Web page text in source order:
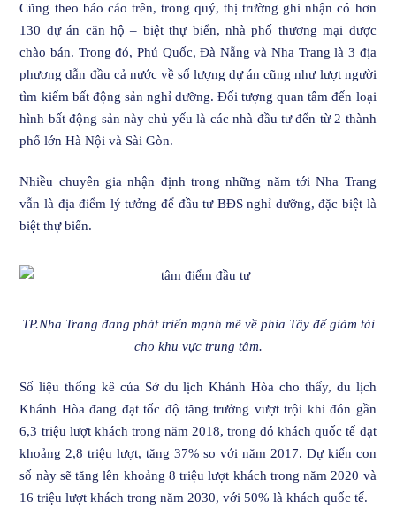
Cũng theo báo cáo trên, trong quý, thị trường ghi nhận có hơn
130 dự án căn hộ – biệt thự biển, nhà phố thương mại được
chào bán. Trong đó, Phú Quốc, Đà Nẵng và Nha Trang là 3 địa
phương dẫn đầu cả nước về số lượng dự án cũng như lượt người
tìm kiếm bất động sản nghỉ dưỡng. Đối tượng quan tâm đến loại
hình bất động sản này chủ yếu là các nhà đầu tư đến từ 2 thành
phố lớn Hà Nội và Sài Gòn.
Nhiều chuyên gia nhận định trong những năm tới Nha Trang
vẫn là địa điểm lý tưởng để đầu tư BĐS nghỉ dưỡng, đặc biệt là
biệt thự biển.
TP.Nha Trang đang phát triển mạnh mẽ về phía Tây để giảm tải
cho khu vực trung tâm.
Số liệu thống kê của Sở du lịch Khánh Hòa cho thấy, du lịch
Khánh Hòa đang đạt tốc độ tăng trưởng vượt trội khi đón gần
6,3 triệu lượt khách trong năm 2018, trong đó khách quốc tế đạt
khoảng 2,8 triệu lượt, tăng 37% so với năm 2017. Dự kiến con
số này sẽ tăng lên khoảng 8 triệu lượt khách trong năm 2020 và
16 triệu lượt khách trong năm 2030, với 50% là khách quốc tế.